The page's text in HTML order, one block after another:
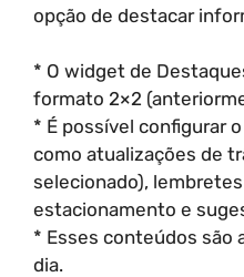
opção de destacar
* O widget de
formato 2×2
* É possível configurar
como atualizações de
selecionado),
estacionamento e
* Esses conteúdos são
dia.